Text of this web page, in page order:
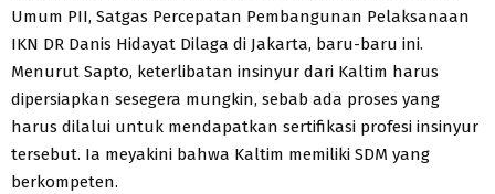
Umum PII, Satgas Percepatan Pembangunan Pelaksanaan
IKN DR Danis Hidayat Dilaga di Jakarta, baru-baru ini.
Menurut Sapto, keterlibatan insinyur dari Kaltim harus
dipersiapkan sesegera mungkin, sebab ada proses yang
harus dilalui untuk mendapatkan sertifikasi profesi insinyur
tersebut. Ia meyakini bahwa Kaltim memiliki SDM yang
berkompeten.